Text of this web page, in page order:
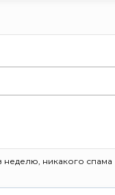
неделю, никакого спама